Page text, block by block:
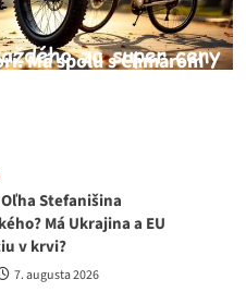
Má spolu s Chmarom
Stefanišina
Má Ukrajina a EU
v krvi?
7. augusta 2026